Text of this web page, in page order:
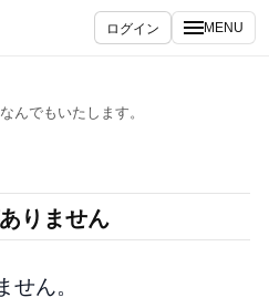
ログイン MENU
んでもいたします。
りません
ん。